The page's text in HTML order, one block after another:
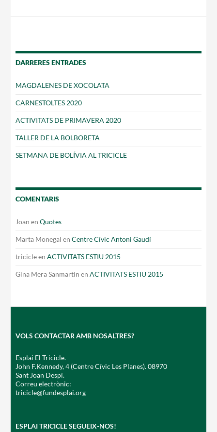
DARRERES ENTRADES
MAGDALENES DE XOCOLATA
CARNESTOLTES 2020
ACTIVITATS DE PRIMAVERA 2020
TALLER DE LA BOLBORETA
SETMANA DE BOLÍVIA AL TRICICLE
COMENTARIS
Joan enQuotes
Marta Monegal enCentre Cívic Antoni Gaudí
tricicleenACTIVITATS ESTIU 2015
Gina Mera Sanmartin enACTIVITATS ESTIU 2015
VOLS CONTACTAR AMB NOSALTRES?
Esplai El Tricicle.
John F.Kennedy, 4 (Centre Cívic Les Planes). 08970
Sant Joan Despí.
Correu electrònic:
tricicle@fundesplai.org
ESPLAI TRICICLE SEGUEIX-NOS!
ACCIÓ SOCIAL I JOVES
ESPLAIS
SUPORT TERCER SECTOR
La Fundació
Els comptes clars
Memòria d'activitats
ACTUALITAT